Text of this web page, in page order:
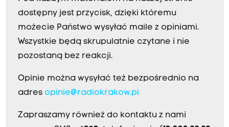
dostępny jest przycisk, dzięki któremu
możecie Państwo wysyłać maile z opiniami.
Wszystkie będą skrupulatnie czytane i nie
pozostaną bez reakcji.
Opinie można wysyłać też bezpośrednio na
adres opinie@radiokrakow.pl
Zapraszamy również do kontaktu z nami